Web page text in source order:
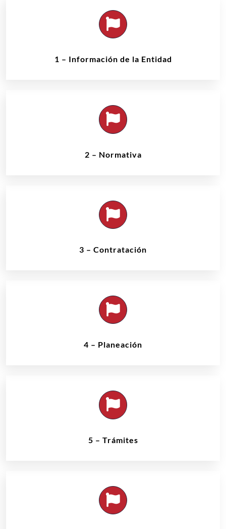
1 – Información de la Entidad
2 – Normativa
3 – Contratación
4 – Planeación
5 – Trámites